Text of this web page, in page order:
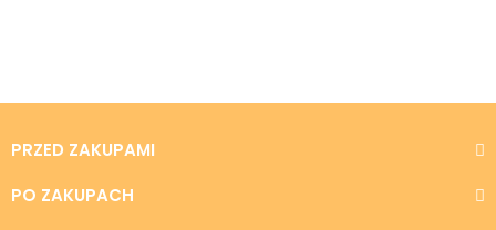
PRZED ZAKUPAMI
PO ZAKUPACH